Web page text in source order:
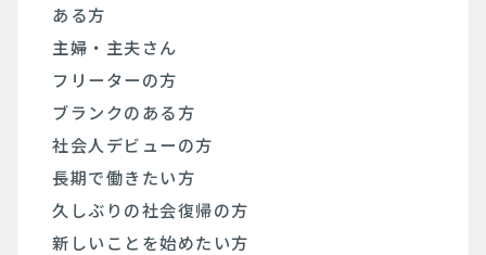
ある方
主婦・主夫さん
フリーターの方
ブランクのある方
社会人デビューの方
⻑期で働きたい方
久しぶりの社会復帰の方
新しいことを始めたい方